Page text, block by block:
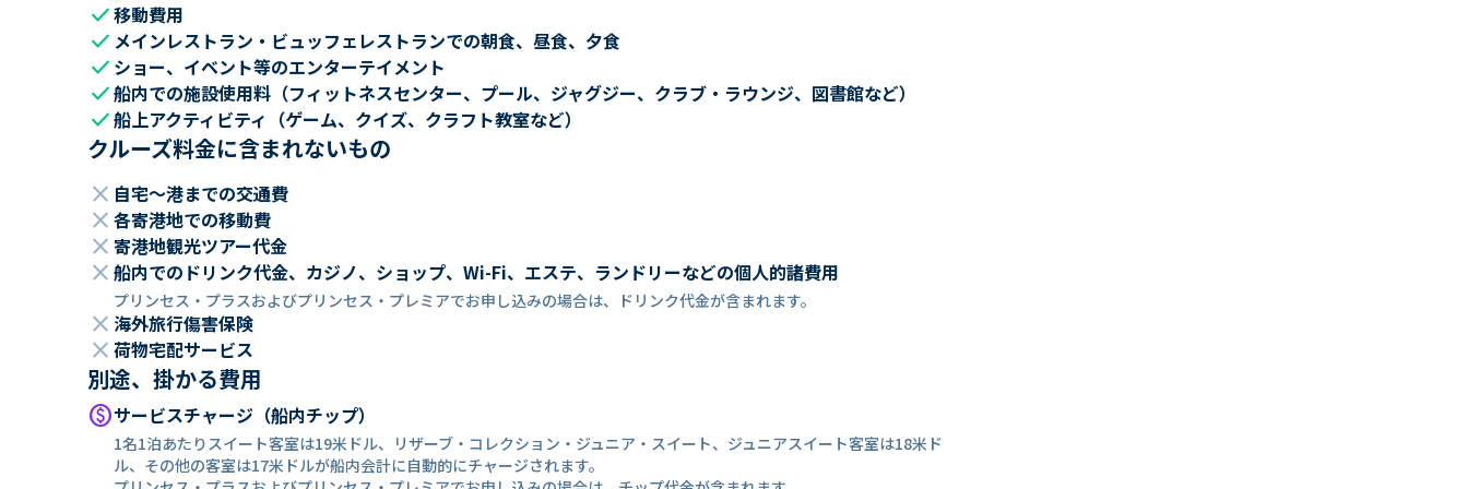
check移動費用
check メインレストラン・ビュッフェレストランでの朝食、昼食、夕食
check ショー、イベント等のエンターテイメント
check船内での施設使用料（フィットネスセンター、プール、ジャグジー、クラブ・ラウンジ、図書館など）
check船上アクティビティ（ゲーム、クイズ、クラフト教室など）
クルーズ料金に含まれないもの
close 自宅～港までの交通費
close 各寄港地での移動費
close 寄港地観光ツアー代金
close 船内でのドリンク代金、カジノ、ショップ、Wi-Fi、エステ、ランドリーなどの個人的諸費用
プリンセス・プラスおよびプリンセス・プレミアでお申し込みの場合は、ドリンク代金が含まれます。
close 海外旅行傷害保険
close 荷物宅配サービス
別途、掛かる費用
paidサービスチャージ（船内チップ）
1名1泊あたりスイート客室は19米ドル、リザーブ・コレクション・ジュニア・スイート、ジュニアスイート客室は18米ド
ル、その他の客室は17米ドルが船内会計に自動的にチャージされます。